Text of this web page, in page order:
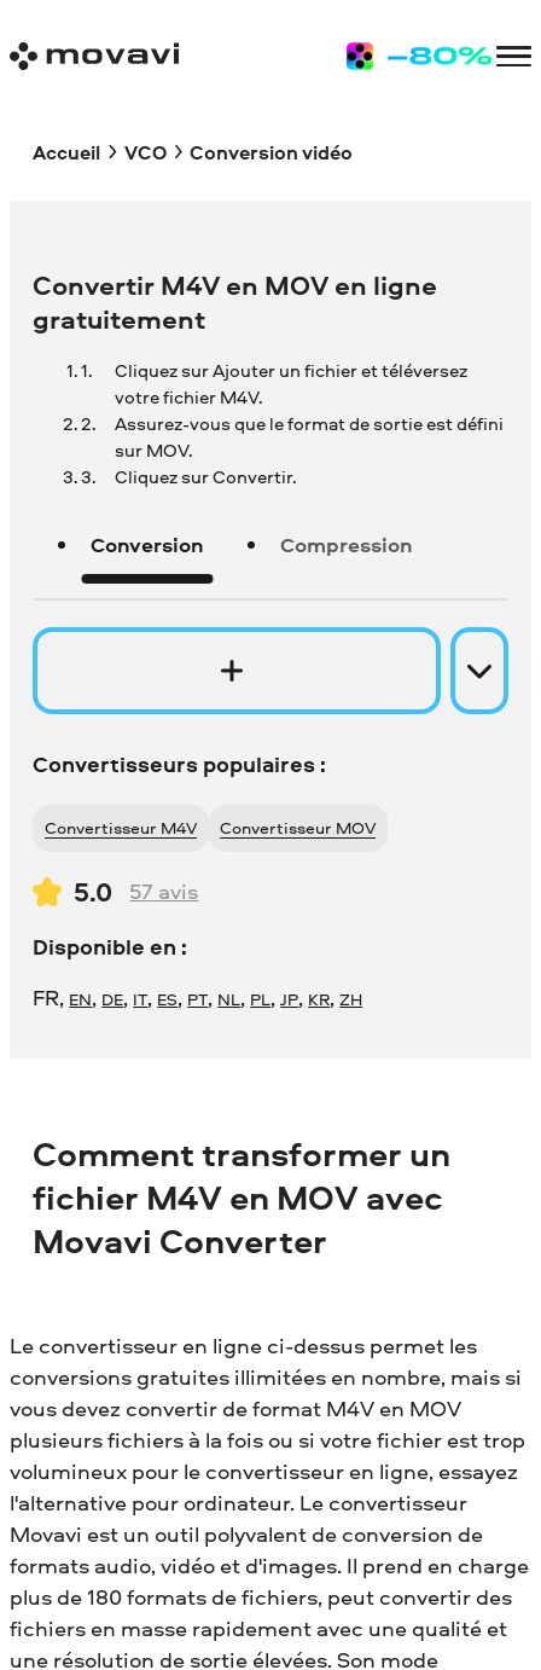
Accueil VCO Conversion vidéo
Convertir M4V en MOV en ligne
gratuitement
Cliquez sur Ajouter un fichier et téléversez
votre fichier M4V.
Assurez-vous que le format de sortie est défini
sur MOV.
Cliquez sur Convertir.
Conversion Compression
Convertisseurs populaires :
Convertisseur M4V Convertisseur MOV
5.0 57 avis
Disponible en :
FR, EN, DE, IT, ES, PT, NL, PL,JP, KR,ZH
Comment transformer un
fichier M4V en MOV avec
Movavi Converter
Le convertisseur en ligne ci-dessus permet les
conversions gratuites illimitées en nombre, mais si
vous devez convertir de format M4V en MOV
plusieurs fichiers à la fois ou si votre fichier est trop
volumineux pour le convertisseur en ligne, essayez
l'alternative pour ordinateur. Le convertisseur
Movavi est un outil polyvalent de conversion de
formats audio, vidéo et d'images. Il prend en charge
plus de 180 formats de fichiers, peut convertir des
fichiers en masse rapidement avec une qualité et
une résolution de sortie élevées. Son mode